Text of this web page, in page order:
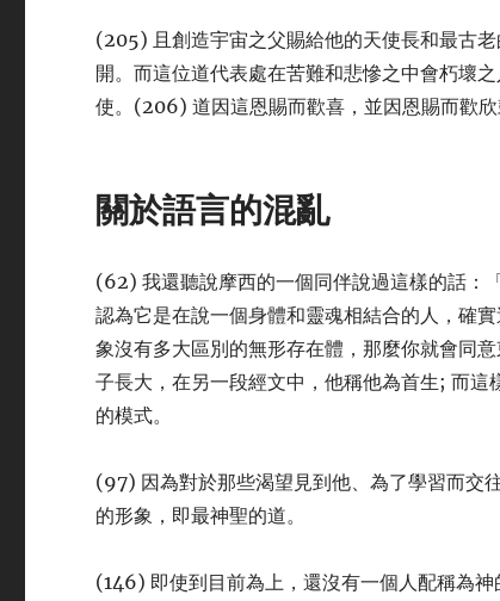
(205) 且創造宇宙之父賜給他的天使長和最古
開。而這位道代表處在苦難和悲慘之中會朽壞
使。(206) 道因這恩賜而歡喜，並因恩賜而歡
關於語言的混亂
(62) 我還聽說摩西的一個同伴說過這樣的話：
認為它是在說一個身體和靈魂相結合的人，確
象沒有多大區別的無形存在體，那麼你就會同
子長大，在另一段經文中，他稱他為首生; 而
的模式。
(97) 因為對於那些渴望見到他、為了學習而交
的形象，即最神聖的道。
(146) 即使到目前為上，還沒有一個人配稱為